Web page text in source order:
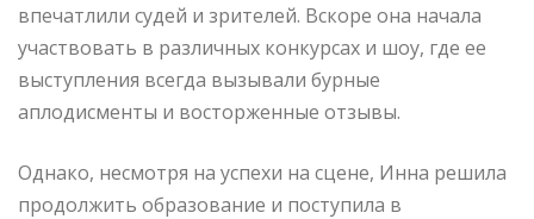
впечатлили судей и зрителей. Вскоре она начала
участвовать в различных конкурсах и шоу, где ее
выступления всегда вызывали бурные
аплодисменты и восторженные отзывы.
Однако, несмотря на успехи на сцене, Инна решила
продолжить образование и поступила в